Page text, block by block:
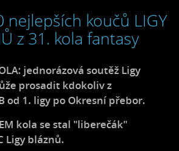
nejlepších koučů LIGY
z 31. kola fantasy
jednorázová soutěž Ligy
prosadit kdokoliv z
od 1. ligy po Okresní přebor.
kola se stal "liberečák"
Ligy bláznů.